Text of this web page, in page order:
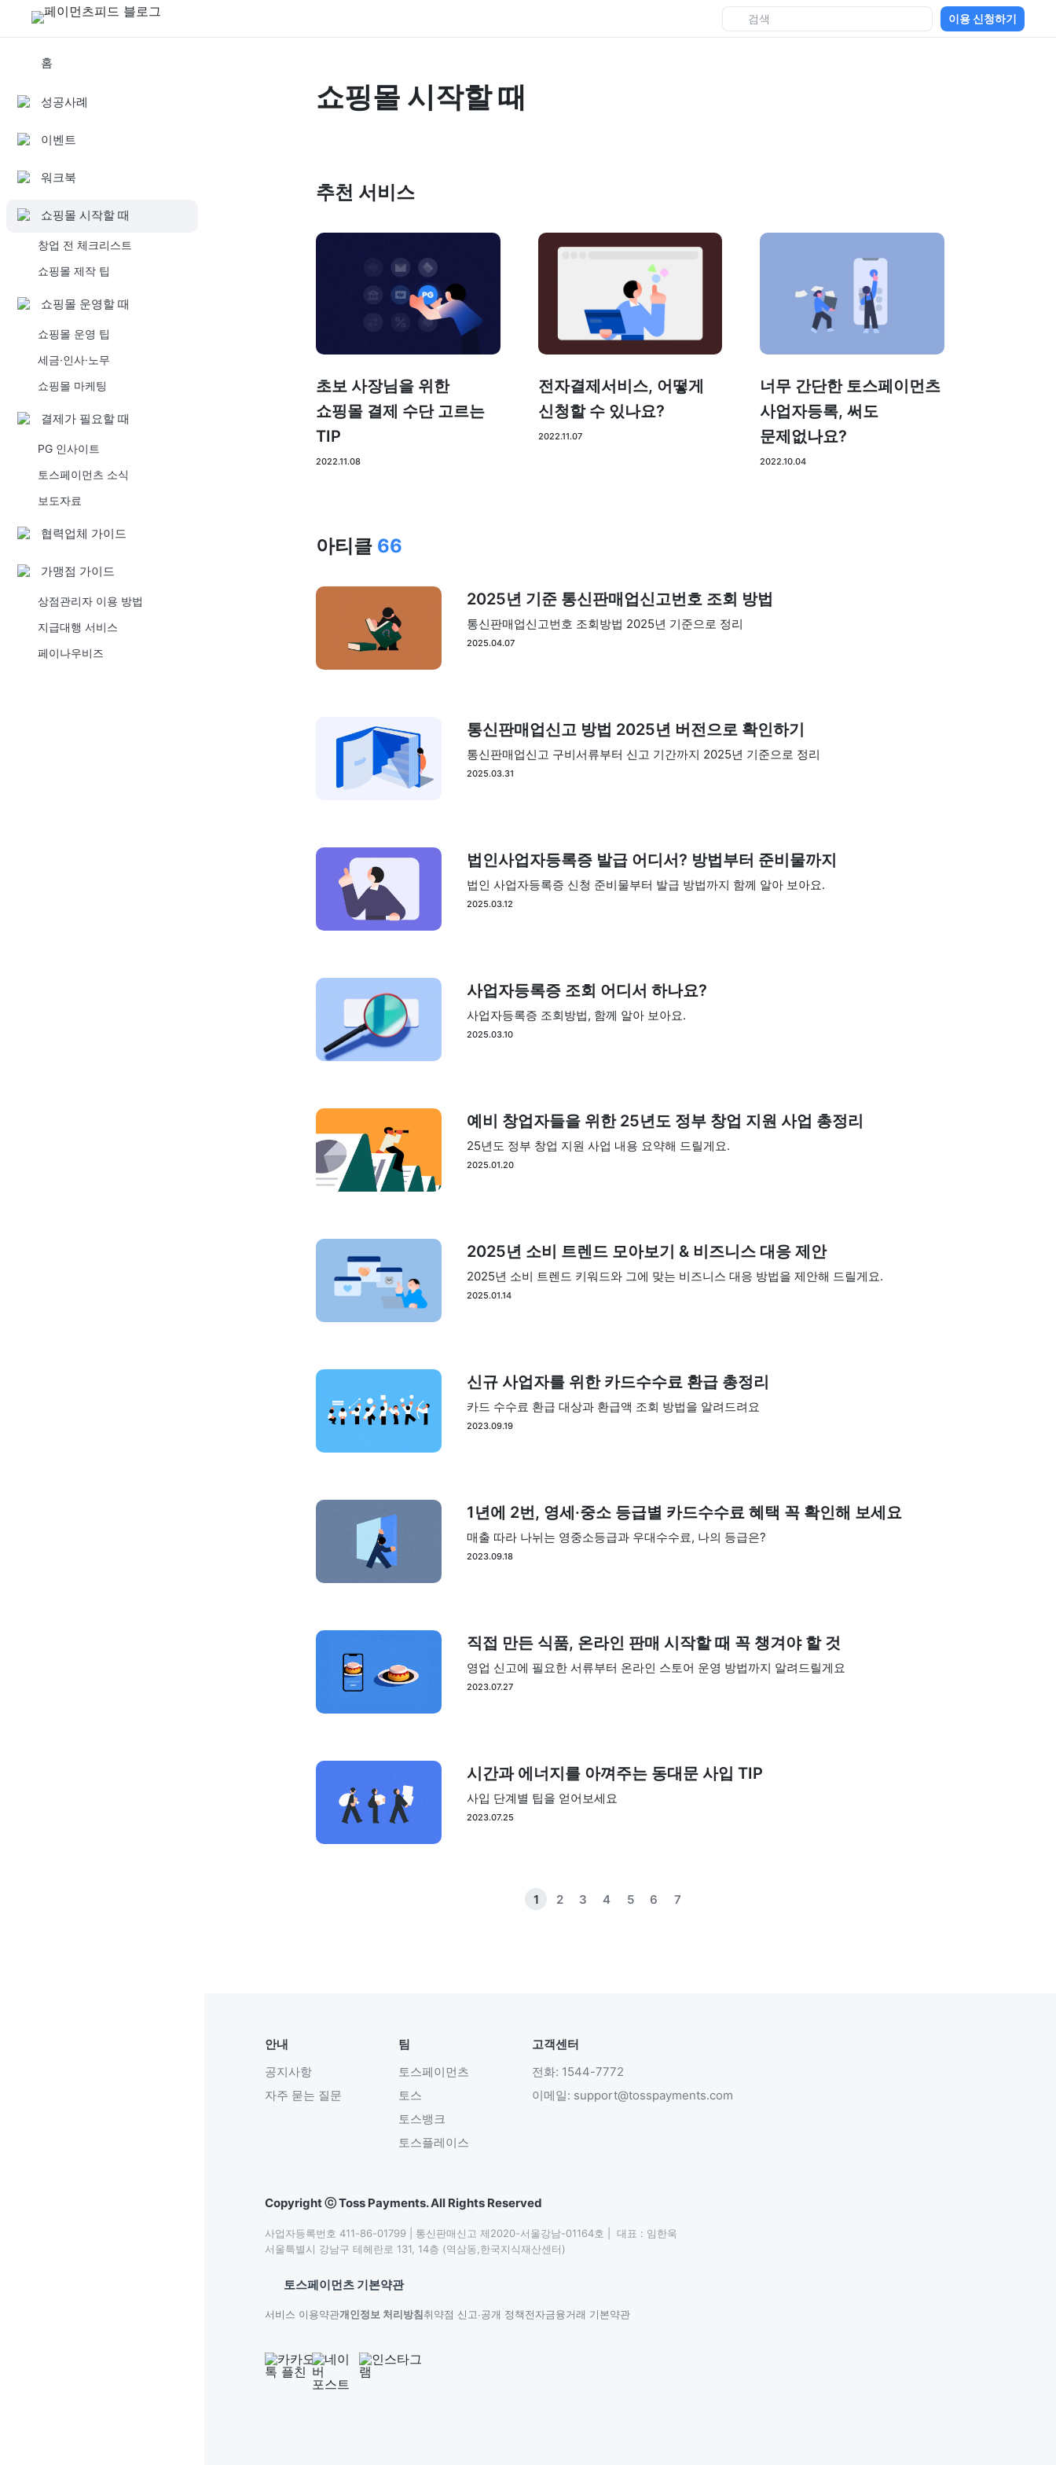
이용 신청하기
홈
성공사례
이벤트
워크북
쇼핑몰 시작할 때
창업 전 체크리스트
쇼핑몰 제작 팁
쇼핑몰 운영할 때
쇼핑몰 운영 팁
세금·인사·노무
쇼핑몰 마케팅
결제가 필요할 때
PG 인사이트
토스페이먼츠 소식
보도자료
협력업체 가이드
가맹점 가이드
상점관리자 이용 방법
지급대행 서비스
페이나우비즈
쇼핑몰 시작할 때
추천 서비스
초보 사장님을 위한
쇼핑몰 결제 수단 고르는
TIP
2022.11.08
전자결제서비스, 어떻게
신청할 수 있나요?
2022.11.07
너무 간단한 토스페이먼츠
사업자등록, 써도
문제없나요?
2022.10.04
아티클 66
2025년 기준 통신판매업신고번호 조회 방법
통신판매업신고번호 조회방법 2025년 기준으로 정리
2025.04.07
통신판매업신고 방법 2025년 버전으로 확인하기
통신판매업신고 구비서류부터 신고 기간까지 2025년 기준으로 정리
2025.03.31
법인사업자등록증 발급 어디서? 방법부터 준비물까지
법인 사업자등록증 신청 준비물부터 발급 방법까지 함께 알아 보아요.
2025.03.12
사업자등록증 조회 어디서 하나요?
사업자등록증 조회방법, 함께 알아 보아요.
2025.03.10
예비 창업자들을 위한 25년도 정부 창업 지원 사업 총정리
25년도 정부 창업 지원 사업 내용 요약해 드릴게요.
2025.01.20
2025년 소비 트렌드 모아보기 & 비즈니스 대응 제안
2025년 소비 트렌드 키워드와 그에 맞는 비즈니스 대응 방법을 제안해 드릴게요.
2025.01.14
신규 사업자를 위한 카드수수료 환급 총정리
카드 수수료 환급 대상과 환급액 조회 방법을 알려드려요
2023.09.19
1년에 2번, 영세·중소 등급별 카드수수료 혜택 꼭 확인해 보세요
매출 따라 나뉘는 영중소등급과 우대수수료, 나의 등급은?
2023.09.18
직접 만든 식품, 온라인 판매 시작할 때 꼭 챙겨야 할 것
영업 신고에 필요한 서류부터 온라인 스토어 운영 방법까지 알려드릴게요
2023.07.27
시간과 에너지를 아껴주는 동대문 사입 TIP
사입 단계별 팁을 얻어보세요
2023.07.25
1 2 3 4 5 6 7
안내
공지사항
자주 묻는 질문
팀
토스페이먼츠
토스
토스뱅크
토스플레이스
고객센터
전화: 1544-7772
이메일: support@tosspayments.com
Copyright ⓒ Toss Payments. All Rights Reserved
사업자등록번호 411-86-01799 | 통신판매신고 제2020-서울강남-01164호 |  대표 : 임한욱
서울특별시 강남구 테헤란로 131, 14층 (역삼동,한국지식재산센터)
토스페이먼츠 기본약관
서비스 이용약관개인정보 처리방침취약점 신고∙공개 정책전자금융거래 기본약관